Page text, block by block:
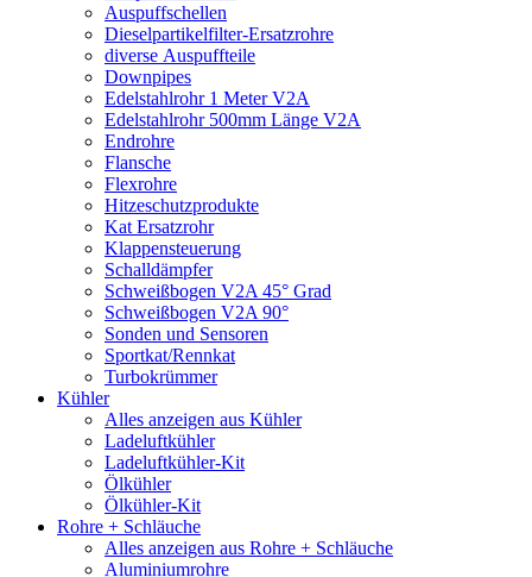
Auspuffschellen
Dieselpartikelfilter-Ersatzrohre
diverse Auspuffteile
Downpipes
Edelstahlrohr 1 Meter V2A
Edelstahlrohr 500mm Länge V2A
Endrohre
Flansche
Flexrohre
Hitzeschutzprodukte
Kat Ersatzrohr
Klappensteuerung
Schalldämpfer
Schweißbogen V2A 45° Grad
Schweißbogen V2A 90°
Sonden und Sensoren
Sportkat/Rennkat
Turbokrümmer
Kühler
Alles anzeigen aus Kühler
Ladeluftkühler
Ladeluftkühler-Kit
Ölkühler
Ölkühler-Kit
Rohre + Schläuche
Alles anzeigen aus Rohre + Schläuche
Aluminiumrohre